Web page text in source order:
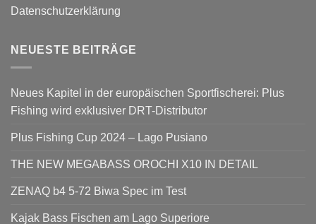
Datenschutzerklärung
NEUESTE BEITRÄGE
Neues Kapitel in der europäischen Sportfischerei: Plus
Fishing wird exklusiver DRT-Distributor
Plus Fishing Cup 2024 – Lago Pusiano
THE NEW MEGABASS OROCHI X10 IN DETAIL
ZENAQ b4 5-72 Biwa Spec im Test
Kajak Bass Fischen am Lago Superiore